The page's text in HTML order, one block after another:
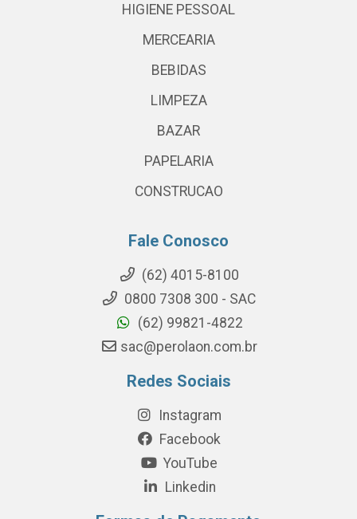
HIGIENE PESSOAL
MERCEARIA
BEBIDAS
LIMPEZA
BAZAR
PAPELARIA
CONSTRUCAO
Fale Conosco
(62) 4015-8100
0800 7308 300 - SAC
(62) 99821-4822
sac@perolaon.com.br
Redes Sociais
Instagram
Facebook
YouTube
Linkedin